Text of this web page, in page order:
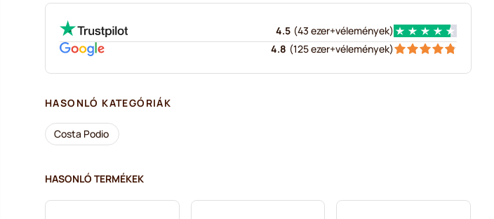
4.5 (43 ezer+vélemények)
4.8 (125 ezer+vélemények)
HASONLÓ KATEGÓRIÁK
Costa Podio
HASONLÓ TERMÉKEK